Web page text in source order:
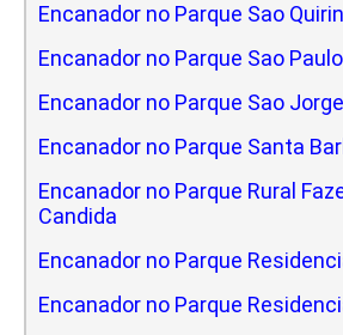
Encanador no Parque Sao
Encanador no Parque Sao Paulo
Encanador no Parque Sao Jorge
Encanador no Parque Santa
Encanador no Parque Rural
Candida
Encanador no Parque
Encanador no Parque